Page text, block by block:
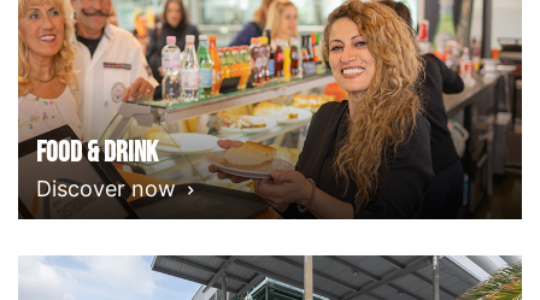
Food & Drink
Discover now